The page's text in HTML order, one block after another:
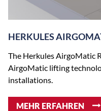
HERKULES
The Herkules AirgoMatic
AirgoMatic lifting
installations.
MEHR ERFAHREN